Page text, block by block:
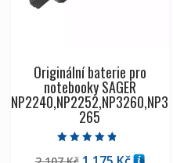
Originální baterie pro
notebooky SAGER
NP2240,NP2252,NP3260,NP3
265
4.50